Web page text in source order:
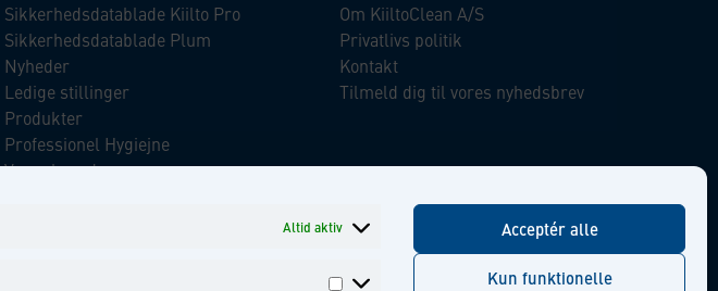
Altid aktiv Acceptér alle
Kun funktionelle
Sikkerhedsdatablade Kiilto Pro
Sikkerhedsdatablade Plum
Nyheder
Ledige stillinger
Produkter
Professionel Hygiejne
Vores brands
Om KiiltoClean A/S
Privatlivs politik
Kontakt
Tilmeld dig til vores nyhedsbrev
Facebook LinkedinYoutube